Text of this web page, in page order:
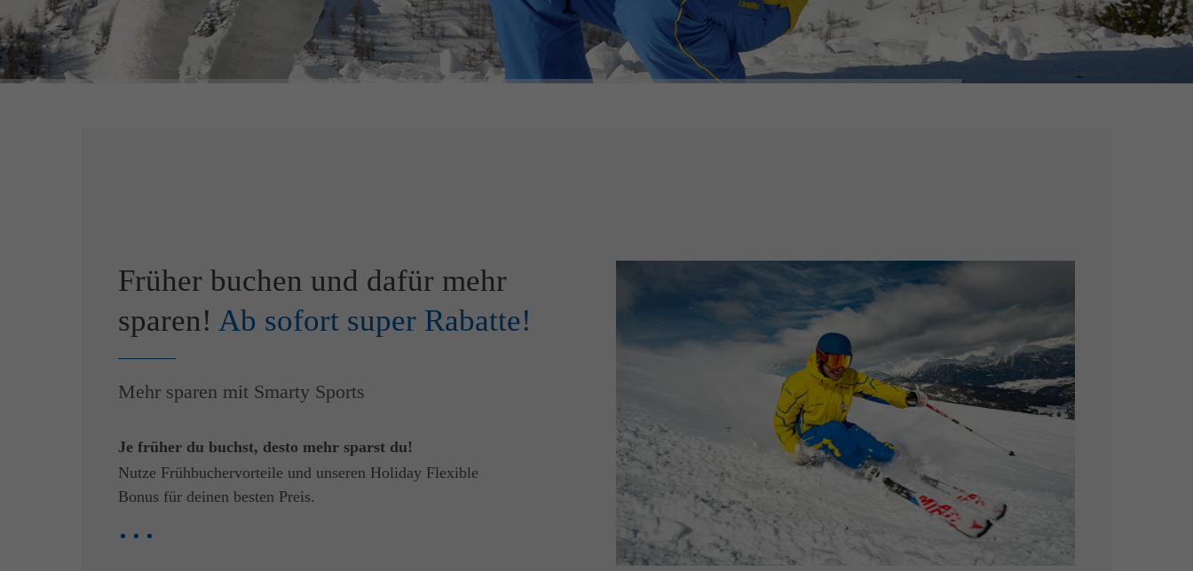
Früher buchen und dafür mehr
sparen! Ab sofort super Rabatte!
Mehr sparen mit Smarty Sports
Je früher du buchst, desto mehr sparst du!
Nutze Frühbuchervorteile und unseren Holiday Flexible
Bonus für deinen besten Preis.